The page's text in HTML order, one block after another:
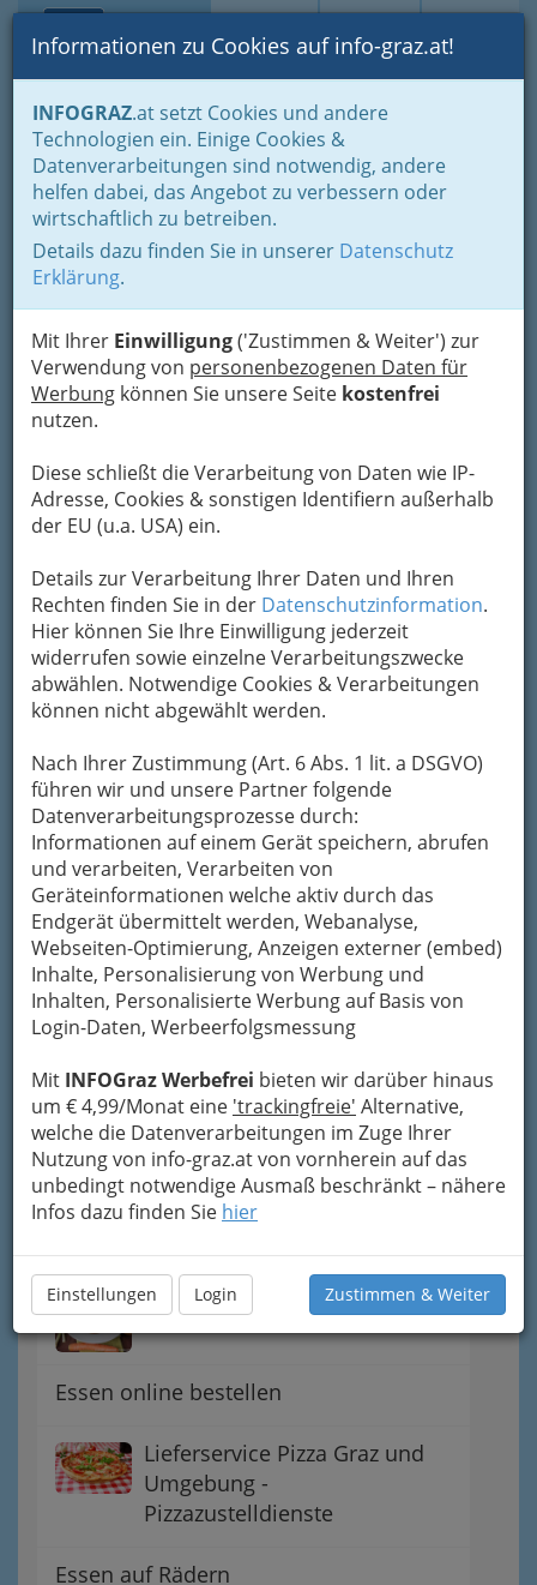
Suche Login Toggle
Informationen zu Cookies auf info-graz.at!
INFOGRAZ.at setzt Cookies und andere
Technologien ein. Einige Cookies &
Datenverarbeitungen sind notwendig, andere
helfen dabei, das Angebot zu verbessern oder
wirtschaftlich zu betreiben.
Details dazu finden Sie in unserer Datenschutz
Erklärung.
Mit Ihrer Einwilligung('Zustimmen & Weiter') zur
Verwendung von personenbezogenen Daten für
Werbung können Sie unsere Seite kostenfrei
nutzen.
Diese schließt die Verarbeitung von Daten wie IP-
Adresse, Cookies & sonstigen Identifiern außerhalb
der EU (u.a. USA) ein.
Details zur Verarbeitung Ihrer Daten und Ihren
Rechten finden Sie in der Datenschutzinformation.
Hier können Sie Ihre Einwilligung jederzeit
widerrufen sowie einzelne Verarbeitungszwecke
abwählen. Notwendige Cookies & Verarbeitungen
können nicht abgewählt werden.
Nach Ihrer Zustimmung (Art. 6 Abs. 1 lit. a DSGVO)
führen wir und unsere Partner folgende
Datenverarbeitungsprozesse durch:
Informationen auf einem Gerät speichern, abrufen
und verarbeiten, Verarbeiten von
Geräteinformationen welche aktiv durch das
Endgerät übermittelt werden, Webanalyse,
Webseiten-Optimierung, Anzeigen externer (embed)
Inhalte, Personalisierung von Werbung und
Inhalten, Personalisierte Werbung auf Basis von
Login-Daten, Werbeerfolgsmessung
Mit INFOGraz Werbefrei bieten wir darüber hinaus
um € 4,99/Monat eine 'trackingfreie' Alternative,
welche die Datenverarbeitungen im Zuge Ihrer
Nutzung von info-graz.at von vornherein auf das
unbedingt notwendige Ausmaß beschränkt – nähere
Infos dazu finden Sie hier
Einstellungen Login Zustimmen & Weiter
Home Gastronomie
Imbiss & Zustelldienste
Diverses Fastfood
Akgünes Selcuk
Lendplatz 27, 8020 Graz
Karte
Karte anzeigen
Imbiss & Zustelldienste
McDonalds Graz und
Umgebung, Burger King & Co.
Kebab - Döner
Diverses Fastfood
Imbissstand, Würstelstand
Würstl-Stände? Würstel!
Essen online bestellen
Lieferservice Pizza Graz und
Umgebung -
Pizzazustelldienste
Essen auf Rädern